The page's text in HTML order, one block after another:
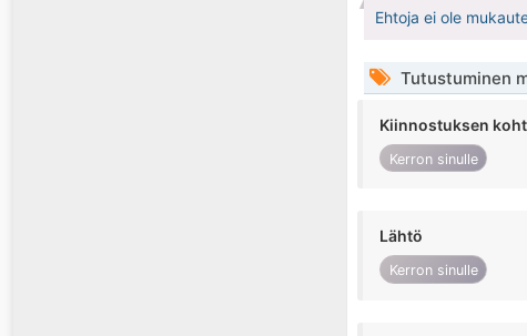
Ehtoja ei ole
Tutustuminen
Kiinnostuksen
Kerron sinulle
Lähtö
Kerron sinulle